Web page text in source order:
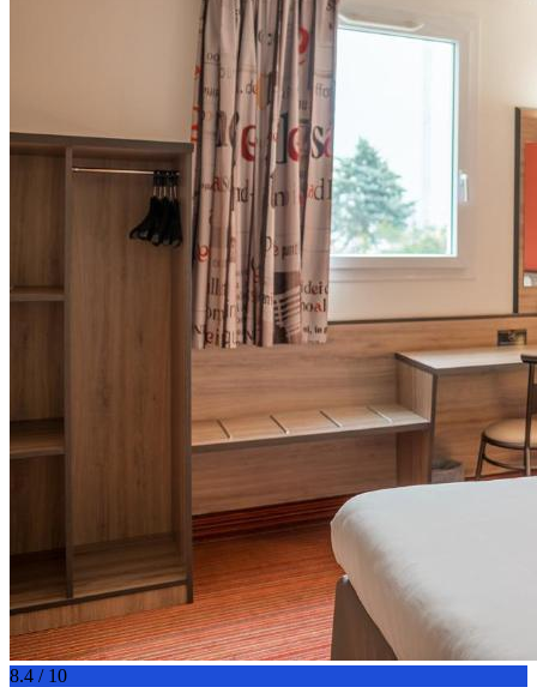
8.4 / 10